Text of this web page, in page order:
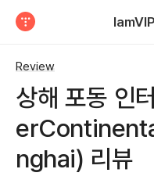
Review
상해 포동 인
nghai) 리뷰